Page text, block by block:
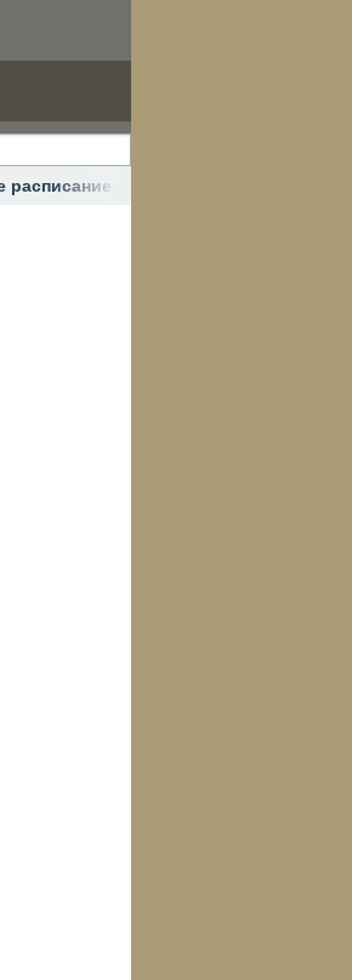
расписание учителя